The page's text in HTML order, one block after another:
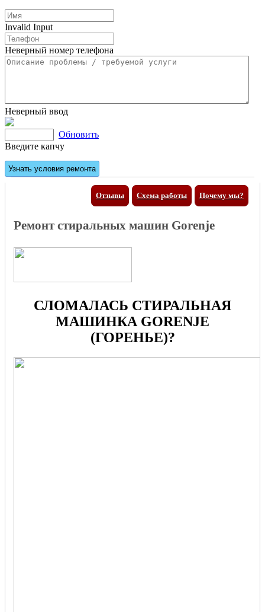
Invalid Input
Неверный номер телефона
Неверный ввод
Обновить
Введите капчу
Отзывы Почему мы?
Схема работы
Ремонт стиральных машин Gorenje
СЛОМАЛАСЬ СТИРАЛЬНАЯ
МАШИНКА GORENJE
(ГОРЕНЬЕ)?